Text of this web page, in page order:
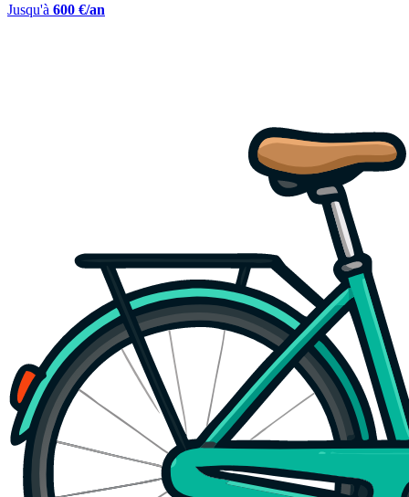
Jusqu'à 600 €/an